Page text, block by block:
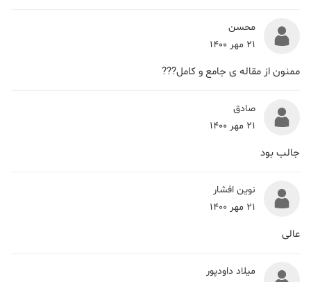
محسن
21 مهر 1400
ممنون از مقاله ی جامع و کامل???
صادق
21 مهر 1400
جالب بود
نوین افشار
21 مهر 1400
عالی
میلاد داودپور